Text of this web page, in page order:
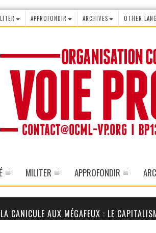
APPROFONDIR ARCHIVES OTHER
MILITER APPROFONDIR
CANICULE AUX MÉGAFEUX : LE